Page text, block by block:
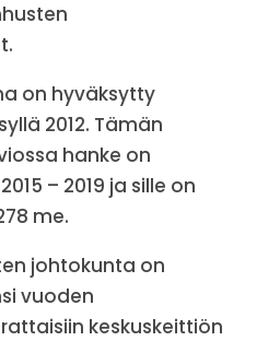
on hyväksytty
2012. Tämän
hanke on
– 2019 ja sille on
me.
johtokunta on
vuoden
keskuskeittiön